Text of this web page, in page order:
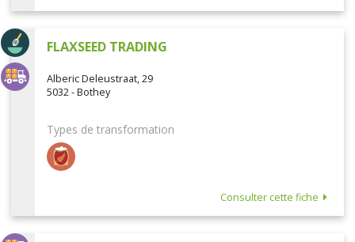
FLAXSEED TRADING
Alberic Deleustraat, 29
5032 - Bothey
Types de transformation
Consulter cette fiche